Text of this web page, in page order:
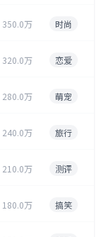
350.0万 时尚
320.0万 恋爱
280.0万 萌宠
240.0万 旅行
210.0万 测评
180.0万 搞笑